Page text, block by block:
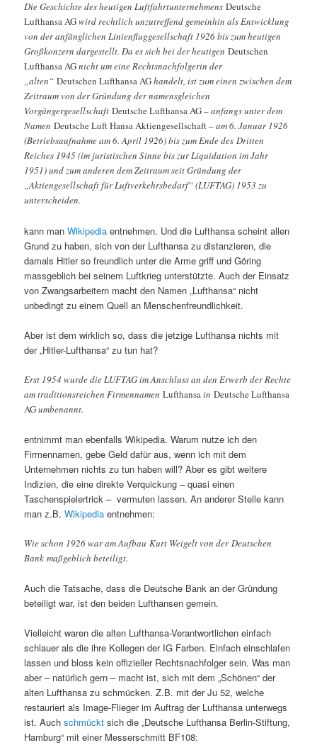
Die Geschichte des heutigen LuftfahrtunternehmensDeutsche
Lufthansa AGwird rechtlich unzutreffend gemeinhin als Entwicklung
von der anfänglichen Linienfluggesellschaft 1926 bis zum heutigen
Großkonzern dargestellt. Da es sich bei der heutigenDeutschen
Lufthansa AGnicht um eine Rechtsnachfolgerin der
„alten“Deutschen Lufthansa AGhandelt, ist zum einen zwischen dem
Zeitraum von der Gründung der namensgleichen
VorgängergesellschaftDeutsche Lufthansa AG– anfangs unter dem
NamenDeutsche Luft Hansa Aktiengesellschaft– am 6. Januar 1926
(Betriebsaufnahme am 6. April 1926) bis zum Ende des Dritten
Reiches 1945 (im juristischen Sinne bis zur Liquidation im Jahr
1951) und zum anderen dem Zeitraum seit Gründung der
„Aktiengesellschaft für Luftverkehrsbedarf“ (LUFTAG) 1953 zu
unterscheiden.
kann manWikipedia entnehmen. Und die Lufthansa scheint allen
Grund zu haben, sich von der Lufthansa zu distanzieren, die
damals Hitler so freundlich unter die Arme griff und Göring
massgeblich bei seinem Luftkrieg unterstützte. Auch der Einsatz
von Zwangsarbeitern macht den Namen „Lufthansa“ nicht
unbedingt zu einem Quell an Menschenfreundlichkeit.
Aber ist dem wirklich so, dass die jetzige Lufthansa nichts mit
der „Hitler-Lufthansa“ zu tun hat?
Erst 1954 wurde die LUFTAG im Anschluss an den Erwerb der Rechte
am traditionsreichen FirmennamenLufthansainDeutsche Lufthansa
AGumbenannt.
entnimmt man ebenfalls Wikipedia. Warum nutze ich den
Firmennamen, gebe Geld dafür aus, wenn ich mit dem
Unternehmen nichts zu tun haben will? Aber es gibt weitere
Indizien, die eine direkte Verquickung – quasi einen
Taschenspielertrick – vermuten lassen. An anderer Stelle kann
man z.B.Wikipediaentnehmen:
Wie schon 1926 war am Aufbau Kurt Weigelt von der Deutschen
Bank maßgeblich beteiligt.
Auch die Tatsache, dass die Deutsche Bank an der Gründung
beteiligt war, ist den beiden Lufthansen gemein.
Vielleicht waren die alten Lufthansa-Verantwortlichen einfach
schlauer als die ihre Kollegen der IG Farben. Einfach einschlafen
lassen und bloss kein offizieller Rechtsnachfolger sein. Was man
aber – natürlich gern – macht ist, sich mit dem „Schönen“ der
alten Lufthansa zu schmücken. Z.B. mit der Ju 52, welche
restauriert als Image-Flieger im Auftrag der Lufthansa unterwegs
ist. Auchschmücktsich die „Deutsche Lufthansa Berlin-Stiftung,
Hamburg“ mit einer Messerschmitt BF108: